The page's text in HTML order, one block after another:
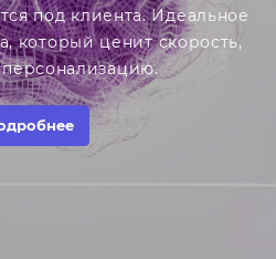
под клиента. Идеальное
который ценит скорость,